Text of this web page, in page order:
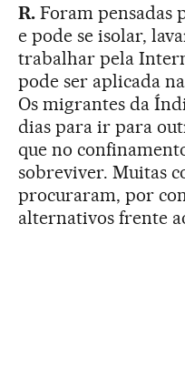
R.Foram pensadas
e pode se isolar,
trabalhar pela
pode ser aplicada
Os migrantes da
dias para ir para
que no
sobreviver. Muitas
procuraram, por
alternativos frente